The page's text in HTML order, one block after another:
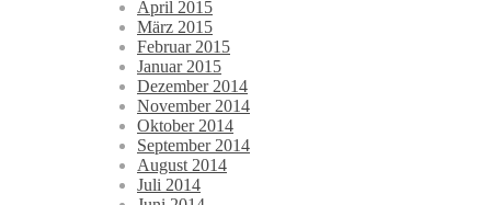
April 2015
März 2015
Februar 2015
Januar 2015
Dezember 2014
November 2014
Oktober 2014
September 2014
August 2014
Juli 2014